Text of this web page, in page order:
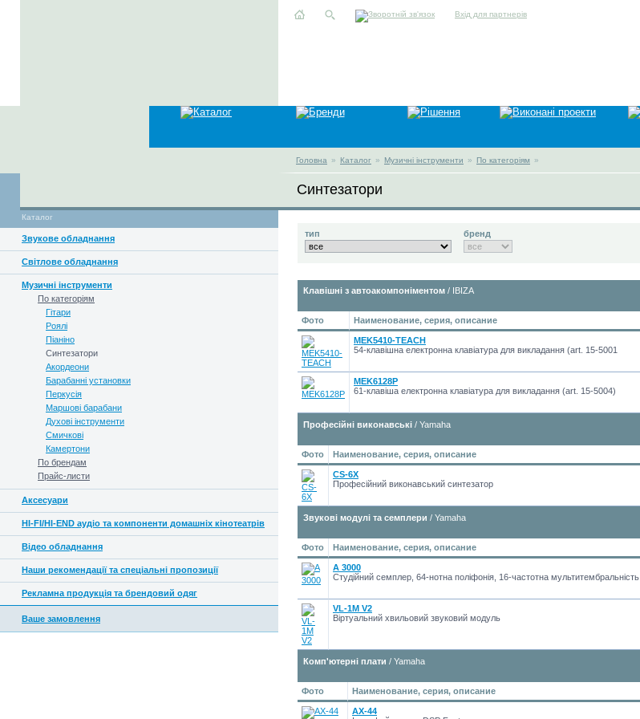
Вхід для партнерів
Головна » Каталог » Музичні інструменти » По категоріям »
Синтезатори
Каталог
Звукове обладнання
Світлове обладнання
Музичні інструменти
По категоріям
Гітари
Роялі
Піаніно
Синтезатори
Акордеони
Барабанні установки
Перкусія
Маршові барабани
Духові інструменти
Смичкові
Камертони
По брендам
Прайс-листи
Аксесуари
HI-FI/HI-END аудіо та компоненти домашніх кінотеатрів
Відео обладнання
Наши рекомендації та спеціальні пропозиції
Рекламна продукція та брендовий одяг
Ваше замовлення
тип бренд
Клавішні з автоакомпоніментом / IBIZA
Фото Наименование, серия, описание
MEK5410-TEACH
54-клавішна електронна клавіатура для викладання (art. 15-5001
MEK6128P
61-клавіша електронна клавіатура для викладання (art. 15-5004)
Професійні виконавські / Yamaha
Фото Наименование, серия, описание
CS-6X
Професійний виконавський синтезатор
Звукові модулі та семплери / Yamaha
Фото Наименование, серия, описание
A 3000
Студійний семплер, 64-нотна поліфонія, 16-частотна мультитембральність
VL-1M V2
Віртуальний хвильовий звуковий модуль
Комп'ютерні плати / Yamaha
Фото Наименование, серия, описание
AX-44